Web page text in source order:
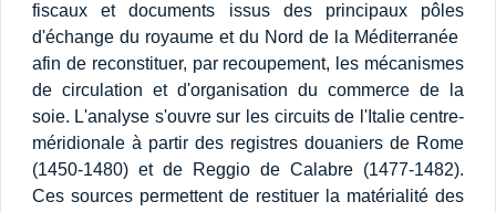
fiscaux et documents issus des principaux pôles
d'échange du royaume et du Nord de la Méditerranée 
afin de reconstituer, par recoupement, les mécanismes
de circulation et d'organisation du commerce de la
soie. L'analyse s'ouvre sur les circuits de l'Italie centre-
méridionale à partir des registres douaniers de Rome
(1450-1480) et de Reggio de Calabre (1477-1482).
Ces sources permettent de restituer la matérialité des